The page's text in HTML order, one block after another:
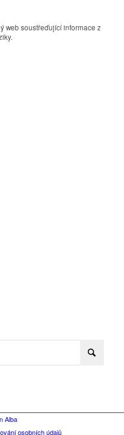
web soustřeďující informace z
Alba
osobních údajů